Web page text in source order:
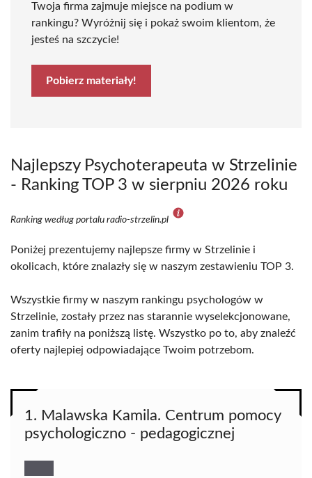
Twoja firma zajmuje miejsce na podium w
rankingu? Wyróżnij się i pokaż swoim klientom, że
jesteś na szczycie!
Pobierz materiały!
Najlepszy Psychoterapeuta w Strzelinie
- Ranking TOP 3 w sierpniu 2026 roku
Ranking według portalu radio-strzelin.pl
Poniżej prezentujemy najlepsze firmy w Strzelinie i
okolicach, które znalazły się w naszym zestawieniu TOP 3.
Wszystkie firmy w naszym rankingu psychologów w
Strzelinie, zostały przez nas starannie wyselekcjonowane,
zanim trafiły na poniższą listę. Wszystko po to, aby znaleźć
oferty najlepiej odpowiadające Twoim potrzebom.
1. Malawska Kamila. Centrum pomocy
psychologiczno - pedagogicznej